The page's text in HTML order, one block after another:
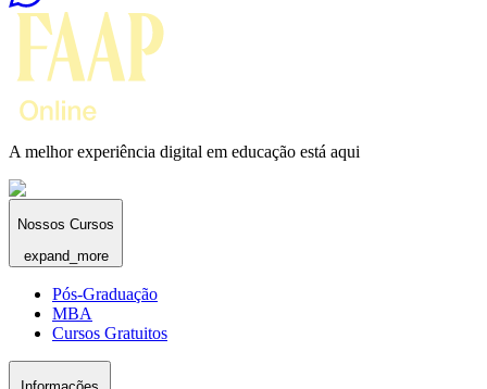
A melhor experiência digital em educação está aqui
Nossos Cursos
expand_more
Pós-Graduação
MBA
Cursos Gratuitos